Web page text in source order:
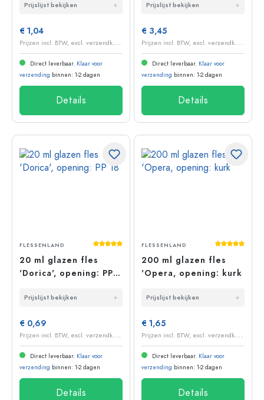
Prijslijst bekijken
€ 1,04
P
rijzen incl. BTW, excl. verzendkosten
Direct leverbaar. Klaar voor
verzending binnen: 1-2 dagen
Details
kurk
Prijslijst bekijken
€ 3,45
P
rijzen incl. BTW, excl. verzendkosten
Direct leverbaar. Klaar voor
verzending binnen: 1-2 dagen
Details
Gemiddelde waardering van 5 van 5
FLESSENLAND
20 ml glazen fles
'Dorica', opening: PP
Prijslijst bekijken
€ 0,69
P
rijzen incl. BTW, excl. verzendkosten
Direct leverbaar. Klaar voor
verzending binnen: 1-2 dagen
Details
FLESSENLAND
200 ml glazen fles
'Opera, opening: kurk
Prijslijst bekijken
€ 1,65
P
rijzen incl. BTW, excl. verzendkosten
Direct leverbaar. Klaar voor
verzending binnen: 1-2 dagen
Details